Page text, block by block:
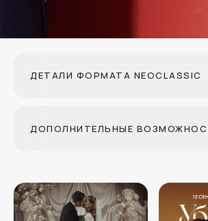
ДЕТАЛИ ФОРМАТА NEOCLASSIC
ДОПОЛНИТЕЛЬНЫЕ